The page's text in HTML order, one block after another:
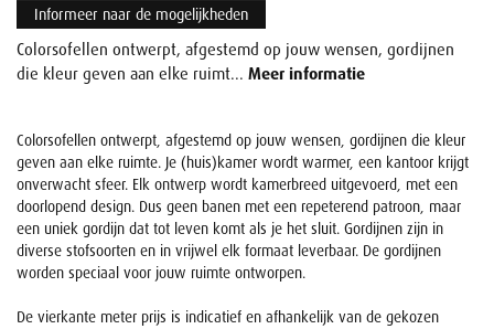
Informeer naar de mogelijkheden
Colorsofellen ontwerpt, afgestemd op jouw wensen, gordijnen
die kleur geven aan elke ruimt... Meer informatie
Colorsofellen ontwerpt, afgestemd op jouw wensen, gordijnen die kleur
geven aan elke ruimte. Je (huis)kamer wordt warmer, een kantoor krijgt
onverwacht sfeer. Elk ontwerp wordt kamerbreed uitgevoerd, met een
doorlopend design. Dus geen banen met een repeterend patroon, maar
een uniek gordijn dat tot leven komt als je het sluit. Gordijnen zijn in
diverse stofsoorten en in vrijwel elk formaat leverbaar. De gordijnen
worden speciaal voor jouw ruimte ontworpen.
De vierkante meter prijs is indicatief en afhankelijk van de gekozen